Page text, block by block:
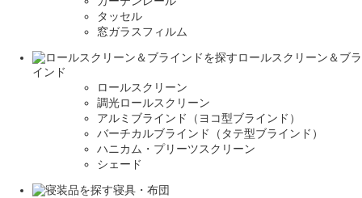
タッセル
窓ガラスフィルム
ロールスクリーン＆ブラ
インド
ロールスクリーン
調光ロールスクリーン
アルミブラインド（ヨコ型ブラインド）
バーチカルブラインド（タテ型ブラインド）
ハニカム・プリーツスクリーン
シェード
寝具・布団